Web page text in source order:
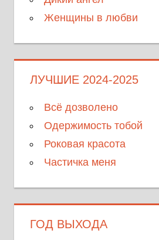
Женщины в любви
ЛУЧШИЕ 2024-2025
Всё дозволено
Одержимость тобой
Роковая красота
Частичка меня
ГОД ВЫХОДА